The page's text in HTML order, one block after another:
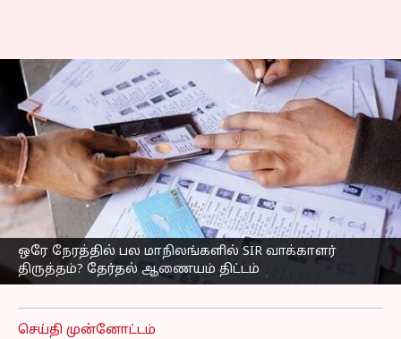
ஒரே நேரத்தில் பல மாநிலங்களில் SIR வாக்காளர்
திருத்தம்? தேர்தல் ஆணையம் திட்டம்
ஒரே நேரத்தில் பல
மாநிலங்களில் SIR
வாக்காளர் திருத்தம்?
தேர்தல் ஆணையம்
நாளை பத்திரிகையாளர்
சந்திப்பில் அறிவிக்க
வாய்ப்பு
எழுதியவர் Sekar Chinnappan Oct 26, 2025
செய்தி முன்னோட்டம்